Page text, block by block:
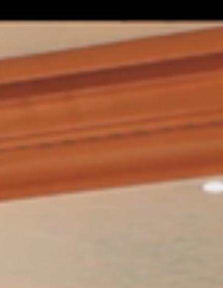
Im unserem gemütlichen Restaurant bieten wir
Ihnen eine große Auswahl an schwäbischen und
regionalen Gerichten. Ebenso erwarten Sie zarte
Steaks und marktfrische Salate.
Für unsere kleinen Gäste haben wir einen
erreichen Sie über unseren Lift.
Bitte beachten Sie, dass es grundsätzlich
empfehlenswert ist, einen Tisch zu reservieren.